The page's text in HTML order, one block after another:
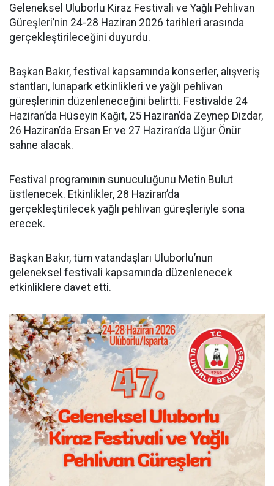
Geleneksel Uluborlu Kiraz Festivali ve Yağlı Pehlivan
Güreşleri’nin 24-28 Haziran 2026 tarihleri arasında
gerçekleştirileceğini duyurdu.
Başkan Bakır, festival kapsamında konserler, alışveriş
stantları, lunapark etkinlikleri ve yağlı pehlivan
güreşlerinin düzenleneceğini belirtti. Festivalde 24
Haziran’da Hüseyin Kağıt, 25 Haziran’da Zeynep Dizdar,
26 Haziran’da Ersan Er ve 27 Haziran’da Uğur Önür
sahne alacak.
Festival programının sunuculuğunu Metin Bulut
üstlenecek. Etkinlikler, 28 Haziran’da
gerçekleştirilecek yağlı pehlivan güreşleriyle sona
erecek.
Başkan Bakır, tüm vatandaşları Uluborlu’nun
geleneksel festivali kapsamında düzenlenecek
etkinliklere davet etti.